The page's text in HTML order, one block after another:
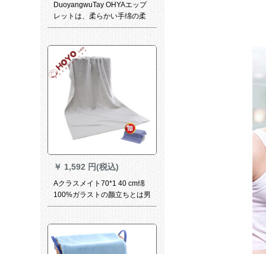
DuoyangwuTay OHYAエップ
レットは、柔らかい手绵の柔
らかな吸水タオルの蜜の巣水
￥ 1,592 円(税込)
Aクラスメイト70*1 40 cm绵
100%ガラストの颜立ちとは男
女共通の大きなタオルです。